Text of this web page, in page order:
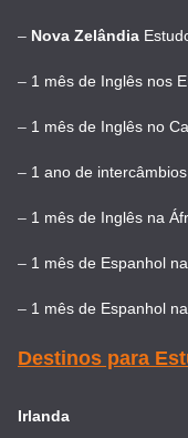
– Nova Zelândia
– 1 mês de Inglês nos
– 1 mês de Inglês no
– 1 ano de
– 1 mês de Inglês na
– 1 mês de Espanhol
– 1 mês de Espanhol
Destinos para
Irlanda